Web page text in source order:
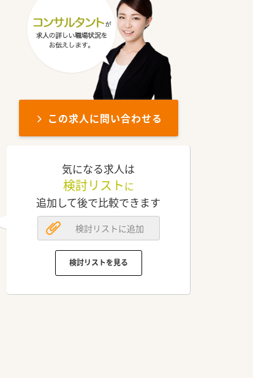
この求人に問い合わせる
気になる求人は
検討リスト に
追加して後で比較できます
検討リストに追加
検討リストを見る